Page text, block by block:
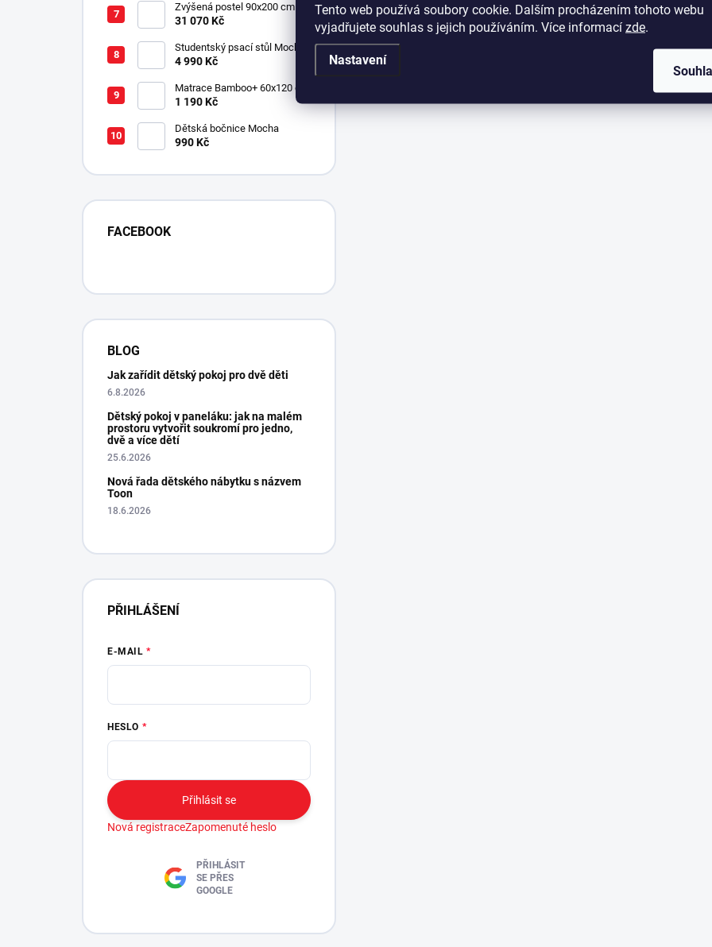
Tento web používá soubory cookie. Dalším procházením tohoto webu
vyjadřujete souhlas s jejich používáním. Více informací zde.
Nastavení
Zvýšená postel 90x200 cm se
schody SET Mocha Studio
31 070 Kč
Studentský psací stůl Mocha
4 990 Kč
Matrace Bamboo+ 60x120 cm
1 190 Kč
Dětská bočnice Mocha
990 Kč
FACEBOOK
BLOG
Jak zařídit dětský pokoj pro dvě děti
6.8.2026
Dětský pokoj v paneláku: jak na malém
prostoru vytvořit soukromí pro jedno,
dvě a více dětí
25.6.2026
Nová řada dětského nábytku s názvem
Toon
18.6.2026
PŘIHLÁŠENÍ
E-MAIL
HESLO
Přihlásit se
Nová registraceZapomenuté heslo
PŘIHLÁSIT
SE PŘES
GOOGLE